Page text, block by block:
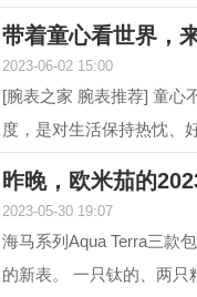
协主席刘国梁的手中接过
杯，这是对他从2015...
带着童心看世界，
2023-06-02 15:00
[腕表之家 腕表推荐] 童心
度，是对生活保持热忱、
茄彩色盘面腕表，...
昨晚，欧米茄的
2023-05-30 19:07
海马系列Aqua Terra三款
的新表。 一只钛的、两只